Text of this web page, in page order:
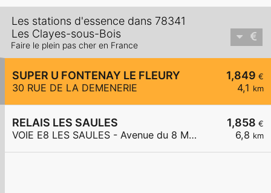
Les stations d'essence dans 78341
Les Clayes-sous-Bois
Faire le plein pas cher en France
1,849 €
4,1 km
SUPER U FONTENAY LE FLEURY
30 RUE DE LA DEMENERIE
1,858 €
6,8 km
RELAIS LES SAULES
VOIE E8 LES SAULES - Avenue du 8 Mai 1945